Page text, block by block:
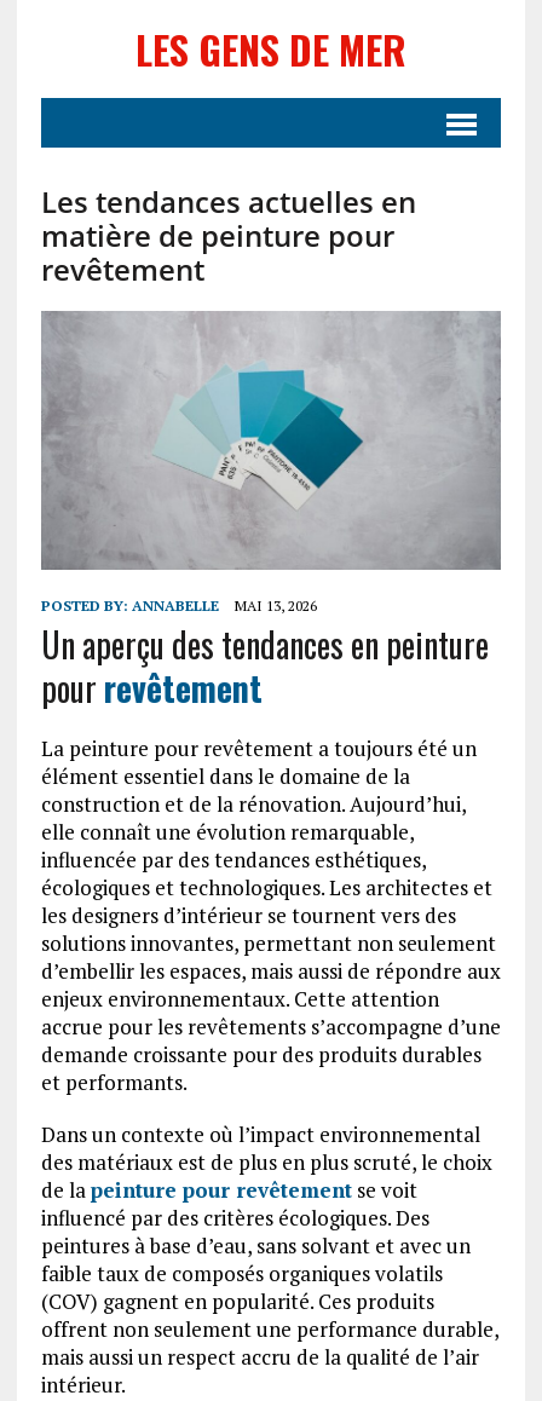
LES GENS DE MER
Les tendances actuelles en
matière de peinture pour
revêtement
POSTED BY: ANNABELLE MAI 13, 2026
Un aperçu des tendances en peinture
pourrevêtement
La peinture pour revêtement a toujours été un
élément essentiel dans le domaine de la
construction et de la rénovation. Aujourd’hui,
elle connaît une évolution remarquable,
influencée par des tendances esthétiques,
écologiques et technologiques. Les architectes et
les designers d’intérieur se tournent vers des
solutions innovantes, permettant non seulement
d’embellir les espaces, mais aussi de répondre aux
enjeux environnementaux. Cette attention
accrue pour les revêtements s’accompagne d’une
demande croissante pour des produits durables
et performants.
Dans un contexte où l’impact environnemental
des matériaux est de plus en plus scruté, le choix
de lapeinture pour revêtementse voit
influencé par des critères écologiques. Des
peintures à base d’eau, sans solvant et avec un
faible taux de composés organiques volatils
(COV) gagnent en popularité. Ces produits
offrent non seulement une performance durable,
mais aussi un respect accru de la qualité de l’air
intérieur.